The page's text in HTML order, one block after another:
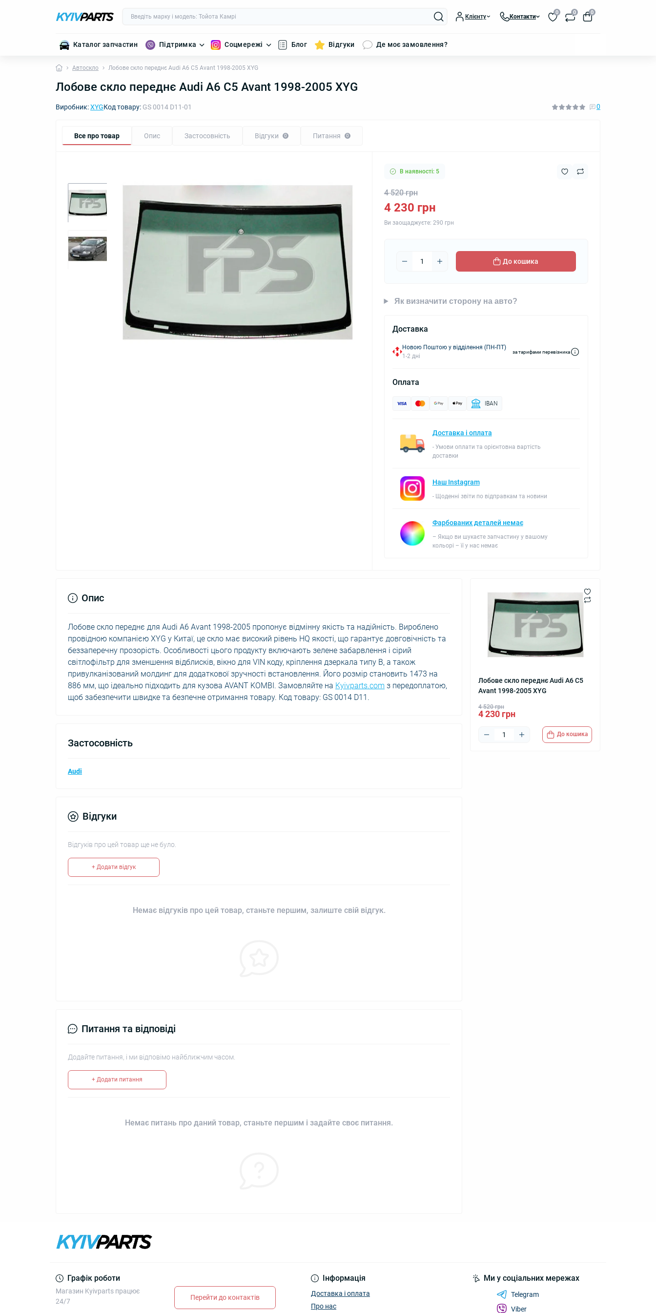
Клієнту Контакти
0 0 0
Каталог запчастин Підтримка Соцмережі Блог Відгуки Де моє замовлення?
Автоскло Лобове скло переднє Audi A6 C5 Avant 1998-2005 XYG
Лобове скло переднє Audi A6 C5 Avant 1998-2005 XYG
Виробник:XYGКод товару: GS 0014 D11-01 0
Все про товар Опис Застосовність Відгуки 0 Питання 0
В наявності: 5
4 520 грн
4 230 грн
Ви заощаджуєте: 290 грн
До кошика
Як визначити сторону на авто?
Доставка
Новою Поштою у відділення (ПН-ПТ)
1-2 дні
за тарифами перевізника
Оплата
IBAN
Доставка і оплата
- Умови оплати та орієнтовна вартість
доставки
Наш Instagram
- Щоденні звіти по відправкам та новини
Фарбованих деталей немає
– Якщо ви шукаєте запчастину у вашому
кольорі – її у нас немає
Лобове скло переднє Audi A6 C5
Avant 1998-2005 XYG
4 520 грн
4 230 грн
До кошика
Опис
Лобове скло переднє для Audi A6 Avant 1998-2005 пропонує відмінну якість та надійність. Вироблено
провідною компанією XYG у Китаї, це скло має високий рівень HQ якості, що гарантує довговічність та
беззаперечну прозорість. Особливості цього продукту включають зелене забарвлення і сірий
світлофільтр для зменшення відблисків, вікно для VIN коду, кріплення дзеркала типу B, а також
привулканізований молдинг для додаткової зручності встановлення. Його розмір становить 1473 на
886 мм, що ідеально підходить для кузова AVANT KOMBI. Замовляйте на Kyivparts.com з передоплатою,
щоб забезпечити швидке та безпечне отримання товару. Код товару: GS 0014 D11.
Застосовність
Audi
Відгуки
Відгуків про цей товар ще не було.
+ Додати відгук
Немає відгуків про цей товар, станьте першим, залиште свій відгук.
Питання та відповіді
Додайте питання, і ми відповімо найближчим часом.
+ Додати питання
Немає питань про даний товар, станьте першим і задайте своє питання.
Графік роботи
Магазин Kyivparts працює
24/7
Перейти до контактів
Інформація
Доставка і оплата
Про нас
Ми у соціальних мережах
Telegram
Viber